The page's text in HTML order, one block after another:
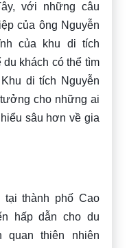
với những câu
của ông Nguyễn
của khu di tích
khách có thể tìm
di tích Nguyễn
cho những ai
sâu hơn về gia
thành phố Cao
hấp dẫn cho du
quan thiên nhiên